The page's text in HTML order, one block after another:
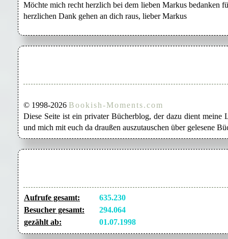
Möchte mich recht herzlich bei dem lieben Markus bedanken
herzlichen Dank gehen an dich raus, lieber Markus
© 1998-2026 Bookish-Moments.com
Diese Seite ist ein privater Bücherblog, der dazu dient meine
und mich mit euch da draußen auszutauschen über gelesene
Aufrufe gesamt:
635.230
Besucher gesamt:
294.064
gezählt ab:
01.07.1998